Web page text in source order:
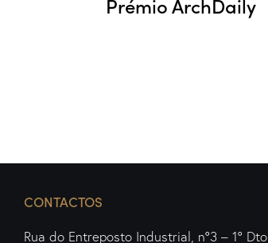
CONTACTOS
Rua do Entreposto Industrial, nº3 – 1º Dto